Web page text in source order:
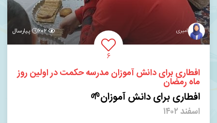
امیری ۶۰۲ پیارسال
۶
افطاری برای دانش آموزان مدرسه حکمت در اولین روز
ماه رمضان
افطاری برای دانش آموزان🌱
اسفند ۱۴۰۲